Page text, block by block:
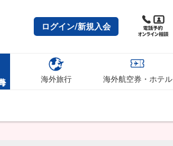
ログイン/新規入会
海外旅行 海外航空券・ホテル